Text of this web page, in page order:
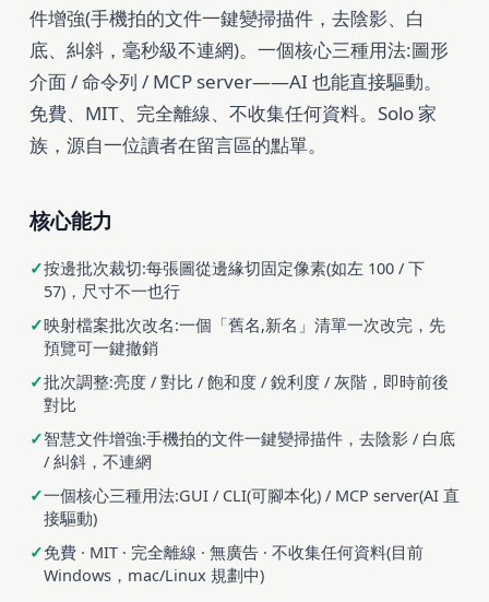
件增強(手機拍的文件一鍵變掃描件，去陰影、白
底、糾斜，毫秒級不連網)。一個核心三種用法:圖形
介面 / 命令列 / MCP server——AI 也能直接驅動。
免費、MIT、完全離線、不收集任何資料。Solo 家
族，源自一位讀者在留言區的點單。
核心能力
按邊批次裁切:每張圖從邊緣切固定像素(如左 100 / 下
57)，尺寸不一也行
映射檔案批次改名:一個「舊名,新名」清單一次改完，先
預覽可一鍵撤銷
批次調整:亮度 / 對比 / 飽和度 / 銳利度 / 灰階，即時前後
對比
智慧文件增強:手機拍的文件一鍵變掃描件，去陰影 / 白底
/ 糾斜，不連網
一個核心三種用法:GUI / CLI(可腳本化) / MCP server(AI 直
接驅動)
免費 · MIT · 完全離線 · 無廣告 · 不收集任何資料(目前
Windows，mac/Linux 規劃中)